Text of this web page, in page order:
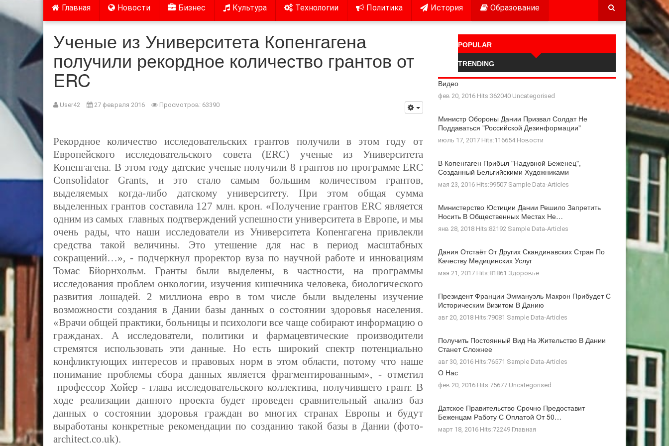
Главная Новости Бизнес Культура Технологии Политика История Образование
Ученые из Университета Копенгагена
получили рекордное количество грантов от
ERC
User42 27 февраля 2016 Просмотров: 63390
Рекордное количество исследовательских грантов получили в этом году от
Европейского исследовательского совета (ERC) ученые из Университета
Копенгагена. В этом году датские ученые получили 8 грантов по программе ERC
Consolidator Grants, и это стало самым большим количеством грантов,
выделяемых когда-либо датскому университету. При этом общая сумма
выделенных грантов составила 127 млн. крон. «Получение грантов ERCявляется
одним из самых главных подтверждений успешности университета в Европе, и мы
очень рады, что наши исследователи из Университета Копенгагена привлекли
средства такой величины. Это утешение для нас в период масштабных
сокращений…», - подчеркнул проректор вуза по научной работе и инновациям
Томас Бйорнхольм. Гранты были выделены, в частности, на программы
исследования проблем онкологии, изучения кишечника человека, биологического
развития лошадей. 2 миллиона евро в том числе были выделены изучение
возможности создания в Дании базы данных о состоянии здоровья населения.
«Врачи общей практики, больницы и психологи все чаще собирают информацию о
гражданах. А исследователи, политики и фармацевтические производители
стремятся использовать эти данные. Но есть широкий спектр потенциально
конфликтующих интересов и правовых норм в этом области, потому что наше
понимание проблемы сбора данных является фрагментированным», - отметил
профессор Хойер - глава исследовательского коллектива, получившего грант. В
ходе реализации данного проекта будет проведен сравнительный анализ баз
данных о состоянии здоровья граждан во многих странах Европы и будут
выработаны конкретные рекомендации по созданию такой базы в Дании (фото-
arсhitect.co.uk).
POPULAR
TRENDING
Видео
фев 20, 2016 Hits:362040 Uncategorised
Министр Обороны Дании Призвал Солдат Не
Поддаваться "российской Дезинформации"
июль 17, 2017 Hits:116654 Новости
В Копенгаген Прибыл "Надувной Беженец",
Созданный Бельгийскими Художниками
мая 23, 2016 Hits:99507 Sample Data-Articles
Министерство Юстиции Дании Решило Запретить
Носить В Общественных Местах Не…
янв 28, 2018 Hits:82192 Sample Data-Articles
Дания Отстаёт От Других Скандинавских Стран По
Качеству Медицинских Услуг
мая 21, 2017 Hits:81861 Здоровье
Президент Франции Эммануэль Макрон Прибудет С
Историческим Визитом В Данию
авг 20, 2018 Hits:79081 Sample Data-Articles
Получить Постоянный Вид На Жительство В Дании
Станет Сложнее
авг 30, 2016 Hits:76571 Sample Data-Articles
О Нас
фев 20, 2016 Hits:75677 Uncategorised
Датское Правительство Срочно Предоставит
Беженцам Работу С Оплатой От 50…
март 18, 2016 Hits:72249 Главная